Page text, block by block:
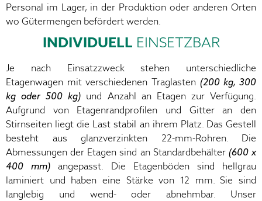
Personal im Lager, in der Produktion oder anderen Orten
wo Gütermengen befördert werden.
INDIVIDUELL EINSETZBAR
Je nach Einsatzzweck stehen unterschiedliche
Etagenwagen mit verschiedenen Traglasten (200 kg, 300
kg oder 500 kg) und Anzahl an Etagen zur Verfügung.
Aufgrund von Etagenrandprofilen und Gitter an den
Stirnseiten liegt die Last stabil an ihrem Platz. Das Gestell
besteht aus glanzverzinkten 22-mm-Rohren. Die
Abmessungen der Etagen sind an Standardbehälter (600 x
400 mm) angepasst. Die Etagenböden sind hellgrau
laminiert und haben eine Stärke von 12 mm. Sie sind
langlebig und wend- oder abnehmbar. Unser